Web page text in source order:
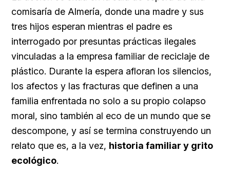
comisaría de Almería, donde una madre y sus
tres hijos esperan mientras el padre es
interrogado por presuntas prácticas ilegales
vinculadas a la empresa familiar de reciclaje de
plástico. Durante la espera afloran los silencios,
los afectos y las fracturas que definen a una
familia enfrentada no solo a su propio colapso
moral, sino también al eco de un mundo que se
descompone, y así se termina construyendo un
relato que es, a la vez, historia familiar y grito
ecológico.